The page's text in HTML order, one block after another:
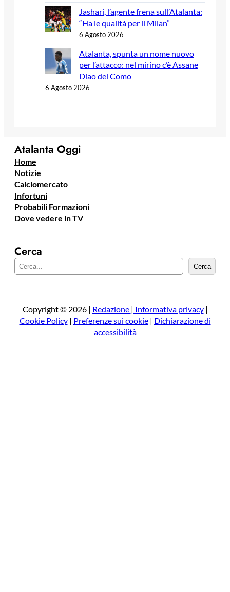
Jashari, l’agente frena sull’Atalanta:
“Ha le qualità per il Milan”
6 Agosto 2026
Atalanta, spunta un nome nuovo
per l’attacco: nel mirino c’è Assane
Diao del Como
6 Agosto 2026
Atalanta Oggi
Home
Notizie
Calciomercato
Infortuni
Probabili Formazioni
Dove vedere in TV
Cerca
e
a
Cerca
Copyright © 2026 | Redazione | Informativa privacy|
Cookie Policy| Preferenze sui cookie| Dichiarazione di
accessibilità